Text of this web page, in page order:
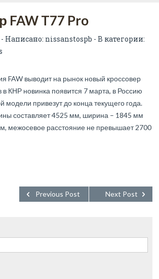
FAW T77 Pro
Написано: nissanstospb - В категории:
FAW выводит на рынок новый кроссовер
КНР новинка появится 7 марта, в Россию
модели привезут до конца текущего года.
составляет 4525 мм, ширина – 1845 мм
межосевое расстояние не превышает 2700
Next Post
Previous Post